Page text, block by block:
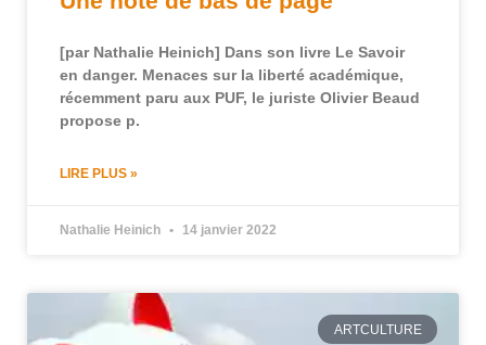
[par Nathalie Heinich] Dans son livre Le Savoir
en danger. Menaces sur la liberté académique,
récemment paru aux PUF, le juriste Olivier Beaud
propose p.
LIRE PLUS »
Nathalie Heinich 14 janvier 2022
ARTCULTURE